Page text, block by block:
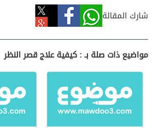
شارك المقالة
مواضيع ذات صلة بـ : كيفية علاج قصر النظر